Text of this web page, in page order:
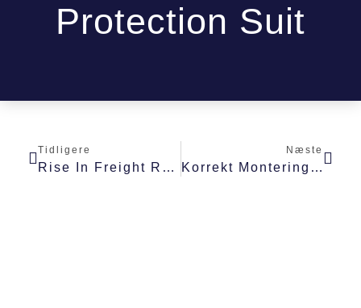
Protection Suit
Tidligere
Rise In Freight Rates In 2025
Næste
Korrekt Montering Af HAMMAR H20